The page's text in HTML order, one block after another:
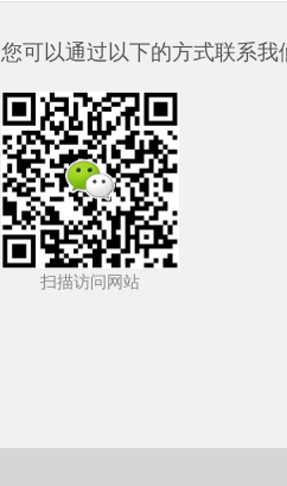
您可以通过以下的方式联系我
扫描访问网站